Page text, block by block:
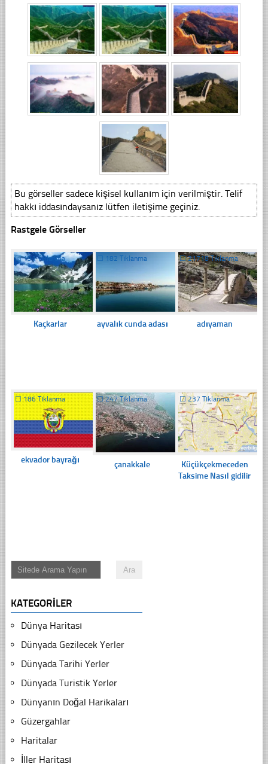
Bu görseller sadece kişisel kullanım için verilmiştir. Telif
hakkı iddasındaysanız lütfen iletişime geçiniz.
Rastgele Görseller
☐191 Tıklanma
Kaçkarlar
☐ 182 Tıklanma
ayvalık cunda adası
☐21718 Tıklanma
adıyaman
☐186 Tıklanma
ekvador bayrağı
☐247 Tıklanma
çanakkale
☐237 Tıklanma
Küçükçekmeceden
Taksime Nasıl gidilir
KATEGORILER
Dünya Haritası
Dünyada Gezilecek Yerler
Dünyada Tarihi Yerler
Dünyada Turistik Yerler
Dünyanın Doğal Harikaları
Güzergahlar
Haritalar
İller Haritası